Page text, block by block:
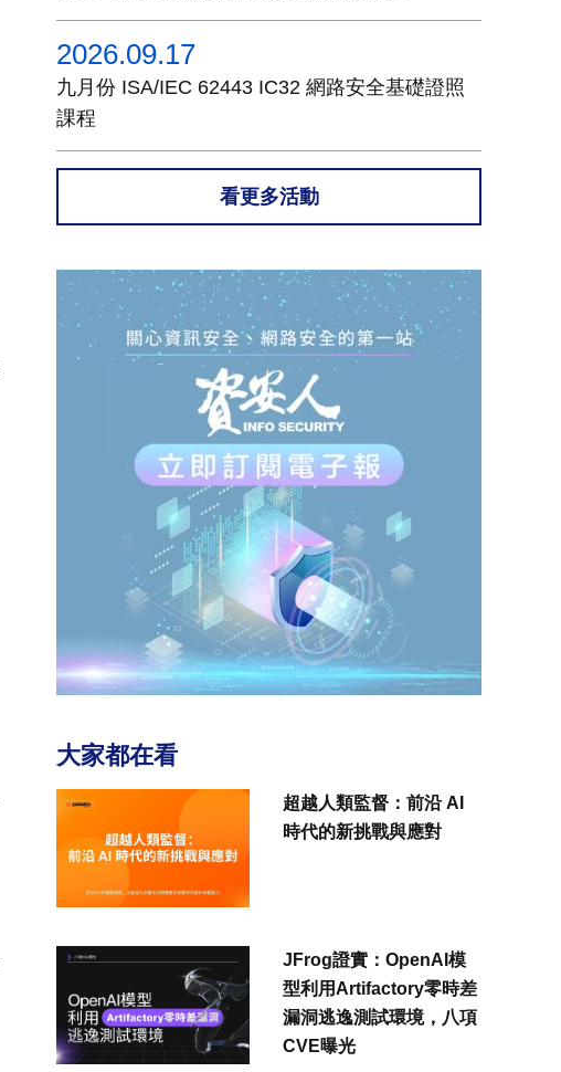
2026.09.17
九月份 ISA/IEC 62443 IC32 網路安全基礎證照
課程
看更多活動
大家都在看
超越人類監督：前沿 AI
時代的新挑戰與應對
JFrog證實：OpenAI模
型利用Artifactory零時差
漏洞逃逸測試環境，八項
CVE曝光